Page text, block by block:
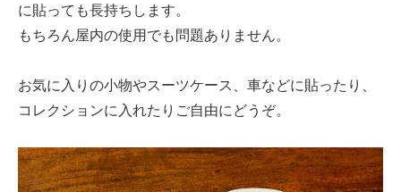
に貼っても長持ちします。
もちろん屋内の使用でも問題ありません。
お気に入りの小物やスーツケース、車などに貼ったり、
コレクションに入れたりご自由にどうぞ。